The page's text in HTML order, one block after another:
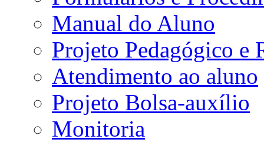
Manual do Aluno
Projeto Pedagógico e
Atendimento ao aluno
Projeto Bolsa-auxílio
Monitoria